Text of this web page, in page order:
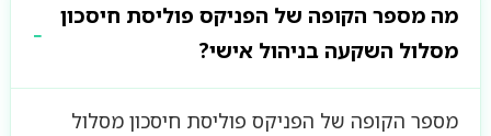
מה מספר הקופה של הפניקס פוליסת חיסכון
מסלול השקעה בניהול אישי?
מספר הקופה של הפניקס פוליסת חיסכון מסלול